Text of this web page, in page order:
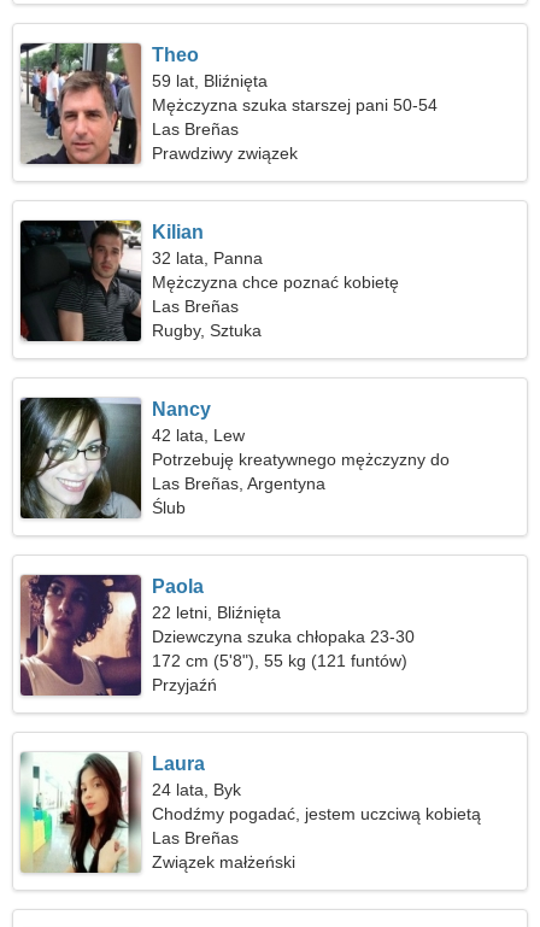
Theo
59 lat, Bliźnięta
Mężczyzna szuka starszej pani 50-54
Las Breñas
Prawdziwy związek
Kilian
32 lata, Panna
Mężczyzna chce poznać kobietę
Las Breñas
Rugby, Sztuka
Nancy
42 lata, Lew
Potrzebuję kreatywnego mężczyzny do
wspólnego gotowania
Las Breñas, Argentyna
Ślub
Paola
22 letni, Bliźnięta
Dziewczyna szuka chłopaka 23-30
172 cm (5'8"), 55 kg (121 funtów)
Przyjaźń
Laura
24 lata, Byk
Chodźmy pogadać, jestem uczciwą kobietą
Las Breñas
Związek małżeński